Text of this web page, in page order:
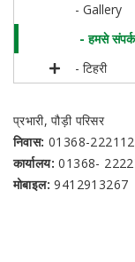
- Gallery
- हमसे
- टिहरी
प्रभारी, पौड़ी परिसर
निवास: 01368-222112
कार्यालय: 01368-
मोबाइल: 9412913267